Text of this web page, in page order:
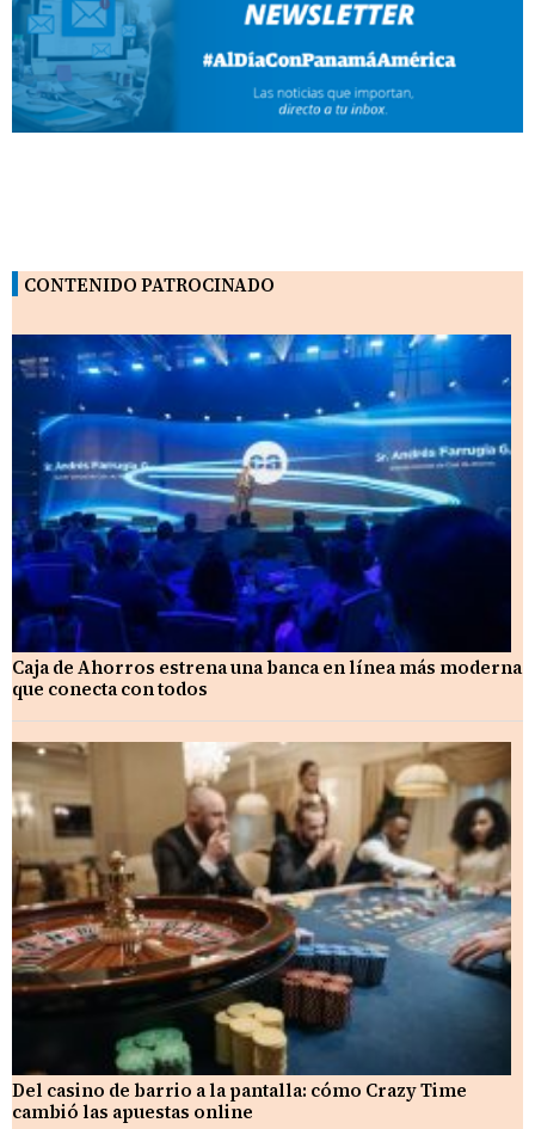
CONTENIDO PATROCINADO
Caja de Ahorros estrena una banca en línea más moderna
que conecta con todos
Del casino de barrio a la pantalla: cómo Crazy Time
cambió las apuestas online